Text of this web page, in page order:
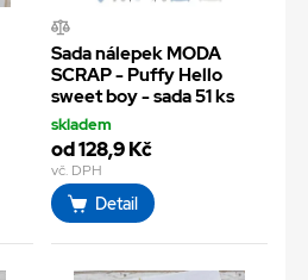
Sada nálepek MODA
SCRAP - Puffy Hello
sweet boy - sada 51 ks
skladem
od 128,9 Kč
vč. DPH
Detail